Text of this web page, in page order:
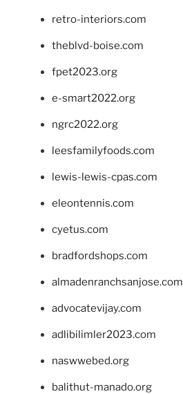
retro-interiors.com
theblvd-boise.com
fpet2023.org
e-smart2022.org
ngrc2022.org
leesfamilyfoods.com
lewis-lewis-cpas.com
eleontennis.com
cyetus.com
bradfordshops.com
almadenranchsanjose.com
advocatevijay.com
adlibilimler2023.com
naswwebed.org
balithut-manado.org